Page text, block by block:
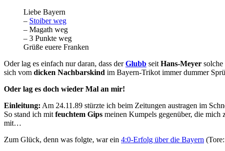
Liebe Bayern
– Stoiber weg
– Magath weg
– 3 Punkte weg
Grüße euere Franken
Oder lag es einfach nur daran, dass derGlubb seit Hans-Meyer
sich vom dicken Nachbarskind im Bayern-Trikot immer dummer
Oder lag es doch wieder Mal an mir!
Einleitung: Am 24.11.89 stürzte ich beim Zeitungen austragen im
So stand ich mit feuchtem Gips meinen Kumpels gegenüber, die
mit…
Zum Glück, denn was folgte, war ein 4:0-Erfolg über die Bayern (Tore: